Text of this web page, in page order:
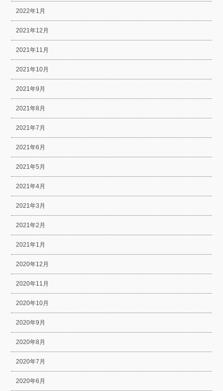
2022年1月
2021年12月
2021年11月
2021年10月
2021年9月
2021年8月
2021年7月
2021年6月
2021年5月
2021年4月
2021年3月
2021年2月
2021年1月
2020年12月
2020年11月
2020年10月
2020年9月
2020年8月
2020年7月
2020年6月